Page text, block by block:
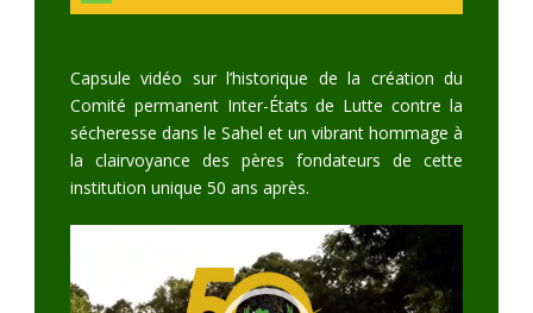
Capsule vidéo sur l’historique de la création du
Comité permanent Inter-États de Lutte contre la
sécheresse dans le Sahel et un vibrant hommage à
la clairvoyance des pères fondateurs de cette
institution unique 50 ans après.